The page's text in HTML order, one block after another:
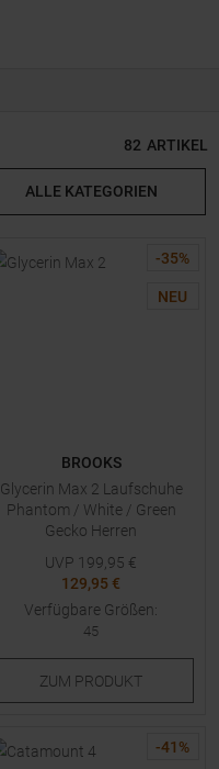
82 ARTIKEL
ALLE KATEGORIEN
-35%
NEU
BROOKS
Glycerin Max 2 Laufschuhe
Phantom / White / Green
Gecko Herren
UVP 199,95 €
129,95 €
Verfügbare Größen:
45
ZUM PRODUKT
-41 %